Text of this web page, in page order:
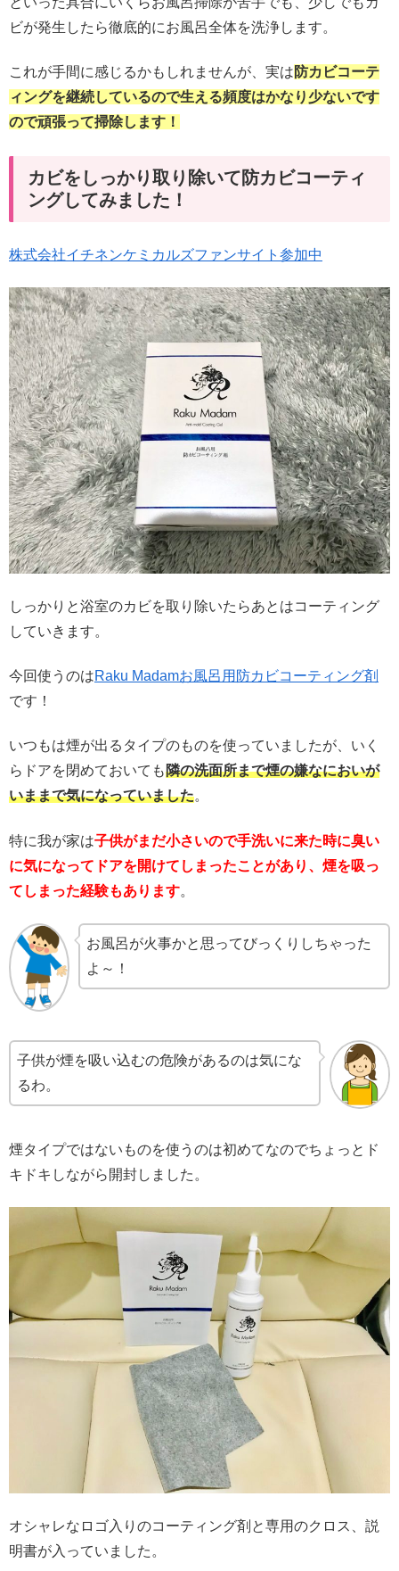
ビが発生したら徹底的にお風呂全体を洗浄します。
これが手間に感じるかもしれませんが、実は 防カビコーテ
ィングを継続しているので生える頻度はかなり少ないです
ので頑張って掃除します！
カビをしっかり取り除いて防カビコーティ
ングしてみました！
株式会社イチネンケミカルズファンサイト参加中
しっかりと浴室のカビを取り除いたらあとはコーティング
していきます。
今回使うのはRaku Madamお風呂用防カビコーティング剤
です！
いつもは煙が出るタイプのものを使っていましたが、いく
らドアを閉めておいても隣の洗面所まで煙の嫌なにおいが
いままで気になっていました。
特に我が家は子供がまだ小さいので手洗いに来た時に臭い
に気になってドアを開けてしまったことがあり、煙を吸っ
てしまった経験もあります。
お風呂が火事かと思ってびっくりしちゃった
よ～！
子供が煙を吸い込むの危険があるのは気にな
るわ。
煙タイプではないものを使うのは初めてなのでちょっとド
キドキしながら開封しました。
オシャレなロゴ入りのコーティング剤と専用のクロス、説
明書が入っていました。